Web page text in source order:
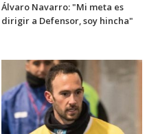
Álvaro Navarro: "Mi meta es
dirigir a Defensor, soy hincha"